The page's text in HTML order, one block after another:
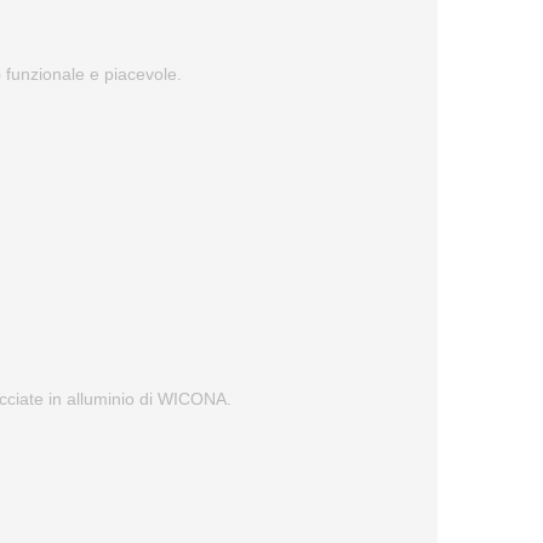
e piacevole.
in alluminio di WICONA.